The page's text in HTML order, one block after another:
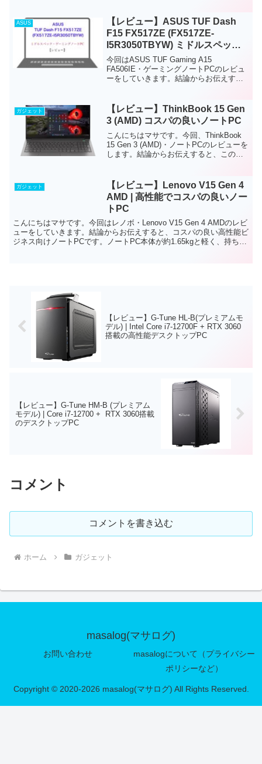
ミングノートPCです。FPSゲームやク...
ASUS
【レビュー】ASUS TUF Dash
F15 FX517ZE (FX517ZE-
I5R3050TBYW) ミドルスペッ
ク・ゲーミングノートPC
今回はASUS TUF Gaming A15
FA506IE・ゲーミングノートPCのレビュ
ーをしていきます。結論からお伝えする
グノートPCです。グラフィックスが
「RTX...
ガジェット
【レビュー】ThinkBook 15 Gen
3 (AMD) コスパの良いノートPC
こんにちはマサです。今回、ThinkBook
15 Gen 3 (AMD)・ノートPCのレビューを
します。結論からお伝えすると、このノ
も良いため、社会人や学...
ガジェット
【レビュー】Lenovo V15 Gen 4
AMD | 高性能でコスパの良いノー
トPC
こんにちはマサです。今回はレノボ・Lenovo V15 Gen 4 AMDのレビ
ューをしていきます。結論からお伝えすると、コスパの良い高性能ビ
ジネス向けノートPCです。ノートPC本体が約1.65kgと軽く、持ち運
【レビュー】G-Tune HL-B(プレミアムモ
デル) | Intel Core i7-12700F + RTX 3060
搭載の高性能デスクトップPC
【レビュー】G-Tune HM-B (プレミアム
モデル) | Core i7-12700 + RTX 3060搭載
のデスクトップPC
コメント
コメントを書き込む
ホーム ガジェット
masalog(マサログ)
お問い合わせ
masalogについて（プライバシー
ポリシーなど）
Copyright © 2020-2026 masalog(マサログ) All Rights Reserved.